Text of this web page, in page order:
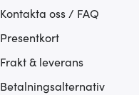
Kontakta oss / FAQ
Presentkort
Frakt & leverans
Betalningsalternativ